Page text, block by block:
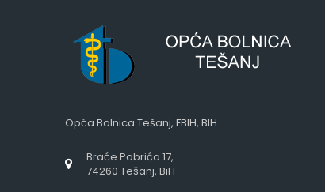
Opća Bolnica Tešanj, FBIH, BIH
Braće Pobrića 17,
74260 Tešanj, BiH